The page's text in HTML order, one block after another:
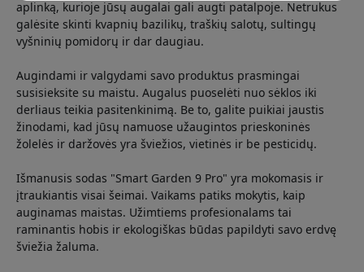
aplinką, kurioje jūsų augalai gali augti patalpoje. Netrukus
galėsite skinti kvapnių bazilikų, traškių salotų, sultingų
vyšninių pomidorų ir dar daugiau.
Augindami ir valgydami savo produktus prasmingai
susisieksite su maistu. Augalus puoselėti nuo sėklos iki
derliaus teikia pasitenkinimą. Be to, galite puikiai jaustis
žinodami, kad jūsų namuose užaugintos prieskoninės
žolelės ir daržovės yra šviežios, vietinės ir be pesticidų.
Išmanusis sodas "Smart Garden 9 Pro" yra mokomasis ir
įtraukiantis visai šeimai. Vaikams patiks mokytis, kaip
auginamas maistas. Užimtiems profesionalams tai
raminantis hobis ir ekologiškas būdas papildyti savo erdvę
šviežia žaluma.